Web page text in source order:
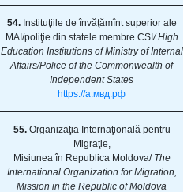
54. Instituţiile de învăţămînt superior ale
MAI/poliţie din statele membre CSI/ High
Education Institutions of Ministry of Internal
Affairs/Police of the Commonwealth of
Independent States
https://a.мвд.рф
55. Organizaţia Internaţională pentru
Migraţie,
Misiunea în Republica Moldova/ The
International Organization for Migration,
Mission in the Republic of Moldova